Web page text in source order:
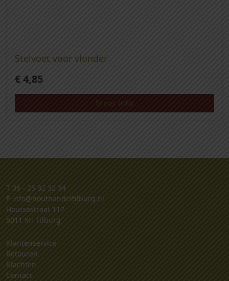
Stelvoet voor vlonder
€4,85
Meer info
T 06 - 25 32 32 34
E info@houthandeltilburg.nl
Houtsestraat 117
5011 XH Tilburg
Klantenservice
Retouren
Klachten
Contact